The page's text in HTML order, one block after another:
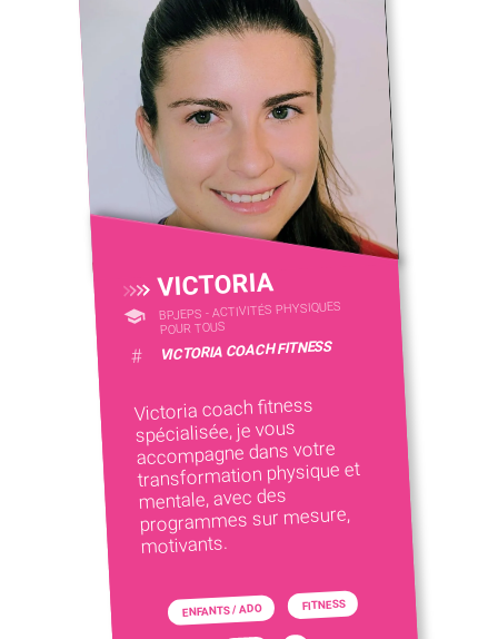
VICTORIA
BPJEPS - ACTIVITÉS PHYSIQUES
POUR TOUS
# VICTORIA COACH FITNESS
Victoria coach fitness
spécialisée, je vous
accompagne dans votre
transformation physique et
mentale, avec des
programmes sur mesure,
motivants.
ENFANTS / ADO FITNESS